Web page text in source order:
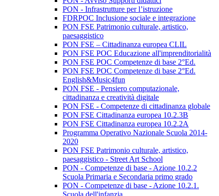
PON - Infrastrutture per l’istruzione
FDRPOC Inclusione sociale e integrazione
PON FSE Patrimonio culturale, artistico,
paesaggistico
PON FSE – Cittadinanza europea CLIL
PON FSE POC Educazione all'imprenditorialità
PON FSE POC Competenze di base 2°Ed.
PON FSE POC Competenze di base 2°Ed.
English&Music4fun
PON FSE - Pensiero computazionale,
cittadinanza e creatività digitale
PON FSE - Competenze di cittadinanza globale
PON FSE Cittadinanza europea 10.2.3B
PON FSE Cittadinanza europea 10.2.2A
Programma Operativo Nazionale Scuola 2014-
2020
PON FSE Patrimonio culturale, artistico,
paesaggistico - Street Art School
PON - Competenze di base - Azione 10.2.2
Scuola Primaria e Secondaria primo grado
PON - Competenze di base - Azione 10.2.1.